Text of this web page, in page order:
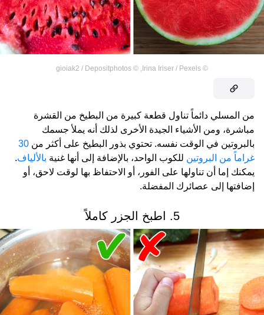
©
Irina Iriser / Pexels
©
gioiak2 / Depositphotos
من المسلي دائماً تناول قطعة كبيرة من البطيخ من القشرة
مباشرة، ومن الأشياء الجيدة الأخرى لذلك أنه يملأ جسمك
بالبروتين في الوقت نفسه. تحتوي بذور البطيخ على أكثر من 30
غراماً من البروتين للكوب الواحد، بالإضافة إلى أنها غنية بالألياف.
يمكنك إما أن تناولها على الفور، أو الاحتفاظ بها لوقت لاحق، أو
إضافتها إلى عصائرك المفضلة.
5. اطبخ الجزر كاملاً